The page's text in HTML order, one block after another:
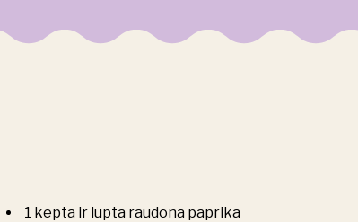
1 kepta ir lupta raudona paprika